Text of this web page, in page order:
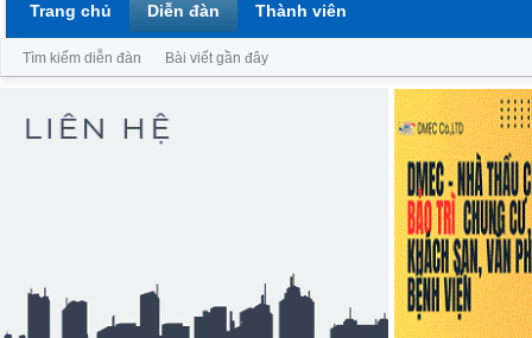
Trang chủ Diễn đàn
Tìm kiếm diễn đàn Bài viết gần đây
Thành viên